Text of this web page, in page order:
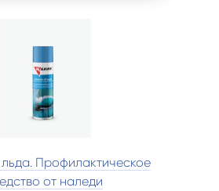
Профилактическое
от наледи